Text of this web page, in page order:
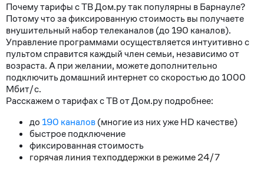
Почему тарифы с ТВ Дом.ру так популярны в Барнауле?
Потому что за фиксированную стоимость вы получаете
внушительный набор телеканалов (до 190 каналов).
Управление программами осуществляется интуитивно с
пультом справится каждый член семьи, независимо от
возраста. А при желании, можете дополнительно
подключить домашний интернет со скоростью до 1000
Мбит/с.
Расскажем о тарифах с ТВ от Дом.ру подробнее:
до 190 каналов(многие из них уже HD качестве)
быстрое подключение
фиксированная стоимость
горячая линия техподдержки в режиме 24/7